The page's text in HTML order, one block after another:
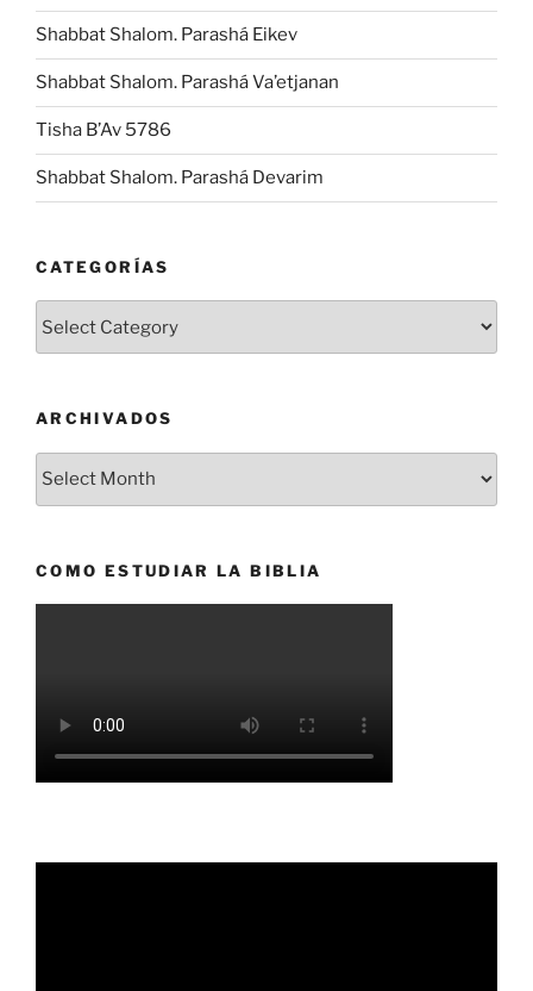
Shabbat Shalom. Parashá Eikev
Shabbat Shalom. Parashá Va’etjanan
Tisha B’Av 5786
Shabbat Shalom. Parashá Devarim
CATEGORÍAS
ARCHIVADOS
Archivados
COMO ESTUDIAR LA BIBLIA